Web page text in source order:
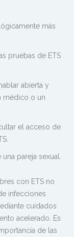
más
pruebas de ETS
abierta y
médico o un
el acceso de
pareja sexual.
con ETS no
infecciones
cuidados
acelerado. Es
de las